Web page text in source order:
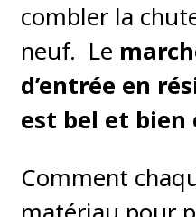
combler la
neuf. Le
d’entrée en
est bel et bien
Comment